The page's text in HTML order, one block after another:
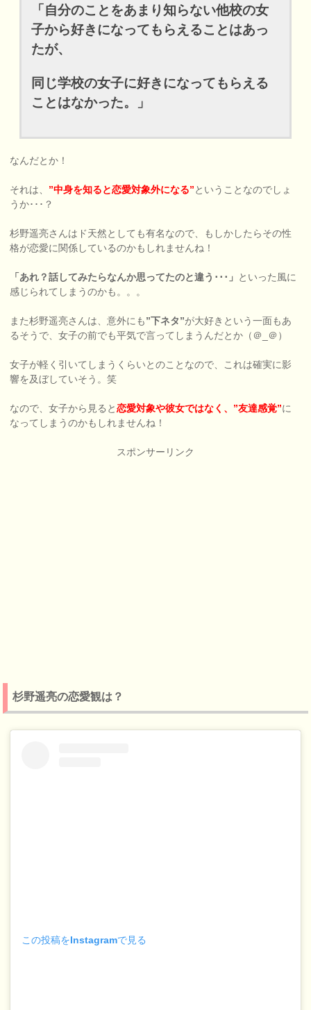
「自分のことをあまり知らない他校の女
子から好きになってもらえることはあっ
たが、
同じ学校の女子に好きになってもらえる
ことはなかった。」
なんだとか！
それは、 ”中身を知ると恋愛対象外になる”ということなのでしょ
うか･･･？
杉野遥亮さんはド天然としても有名なので、もしかしたらその性
格が恋愛に関係しているのかもしれませんね！
「あれ？話してみたらなんか思ってたのと違う･･･」 といった風に
感じられてしまうのかも。。。
また杉野遥亮さんは、意外にも”下ネタ”が大好きという一面もあ
るそうで、女子の前でも平気で言ってしまうんだとか（＠_＠）
女子が軽く引いてしまうくらいとのことなので、これは確実に影
響を及ぼしていそう。笑
なので、女子から見ると恋愛対象や彼女ではなく、”友達感覚”に
なってしまうのかもしれませんね！
スポンサーリンク
杉野遥亮の恋愛観は？
この投稿をInstagramで見る